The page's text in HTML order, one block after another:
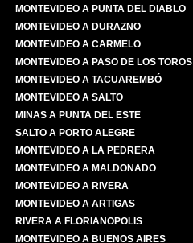
MONTEVIDEO A PUNTA DEL DIABLO
MONTEVIDEO A DURAZNO
MONTEVIDEO A CARMELO
MONTEVIDEO A PASO DE LOS TOROS
MONTEVIDEO A TACUAREMBÓ
MONTEVIDEO A SALTO
MINAS A PUNTA DEL ESTE
SALTO A PORTO ALEGRE
MONTEVIDEO A LA PEDRERA
MONTEVIDEO A MALDONADO
MONTEVIDEO A RIVERA
MONTEVIDEO A ARTIGAS
RIVERA A FLORIANOPOLIS
MONTEVIDEO A BUENOS AIRES